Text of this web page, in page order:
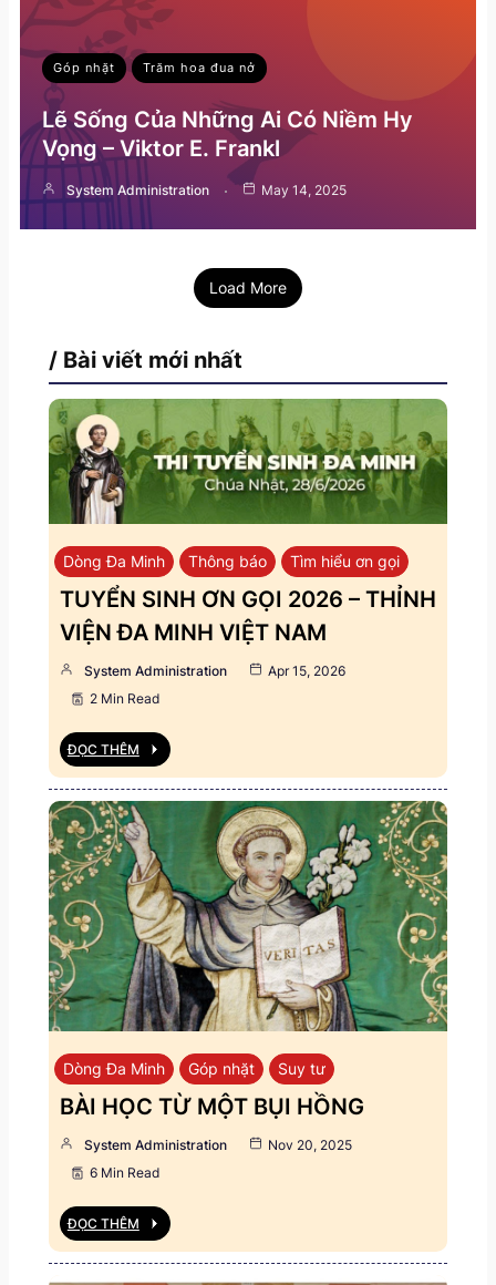
Góp nhặt Trăm hoa đua nở
Lẽ Sống Của Những Ai Có Niềm Hy
Vọng – Viktor E. Frankl
System Administration May 14, 2025
Load More
/ Bài viết mới nhất
Dòng Đa Minh Thông báo Tìm hiểu ơn gọi
TUYỂN SINH ƠN GỌI 2026 – THỈNH
VIỆN ĐA MINH VIỆT NAM
System Administration
Apr 15, 2026
2 Min Read
ĐỌC THÊM
Dòng Đa Minh Góp nhặt Suy tư
BÀI HỌC TỪ MỘT BỤI HỒNG
System Administration
Nov 20, 2025
6 Min Read
ĐỌC THÊM